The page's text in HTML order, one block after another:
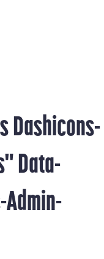
Dashicons-
Data-